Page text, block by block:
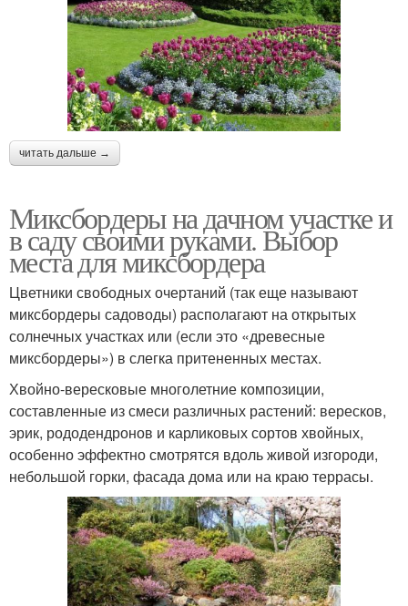
читать дальше →
Миксбордеры на дачном участке и
в саду своими руками. Выбор
места для миксбордера
Цветники свободных очертаний (так еще называют
миксбордеры садоводы) располагают на открытых
солнечных участках или (если это «древесные
миксбордеры») в слегка притененных местах.
Хвойно-вересковые многолетние композиции,
составленные из смеси различных растений: вересков,
эрик, рододендронов и карликовых сортов хвойных,
особенно эффектно смотрятся вдоль живой изгороди,
небольшой горки, фасада дома или на краю террасы.